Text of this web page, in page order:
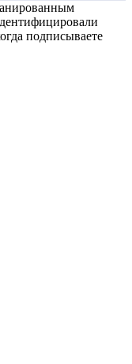
подписываете